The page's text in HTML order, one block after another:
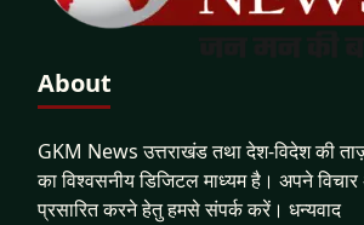
About
GKM News उत्तराखंड तथा देश-विदेश की
का विश्वसनीय डिजिटल माध्यम है। अपने
प्रसारित करने हेतु हमसे संपर्क करें। धन्यवाद